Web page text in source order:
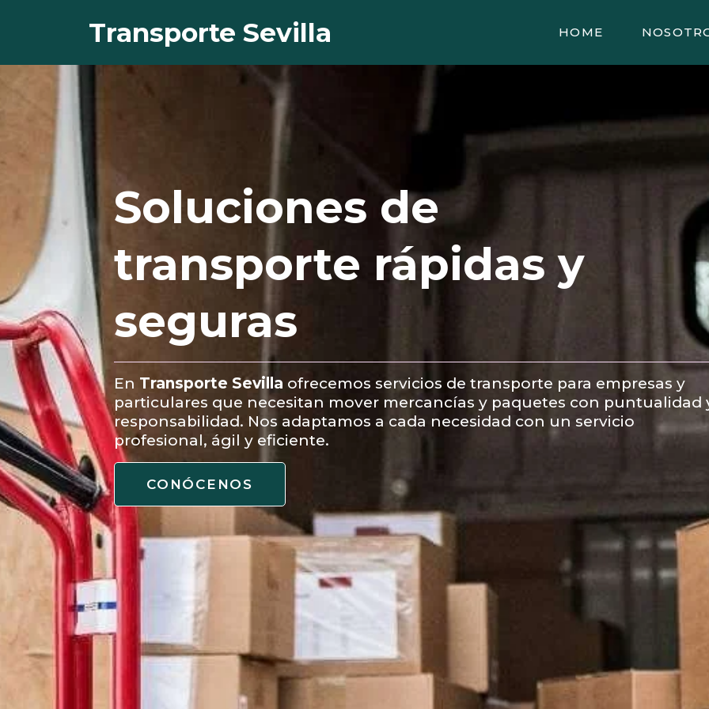
Transporte Sevilla HOME
Soluciones de
transporte rápidas y
seguras
En Transporte Sevilla ofrecemos servicios de transporte para empresas y
particulares que necesitan mover mercancías y paquetes con puntualidad
responsabilidad. Nos adaptamos a cada necesidad con un servicio
profesional, ágil y eficiente.
CONÓCENOS